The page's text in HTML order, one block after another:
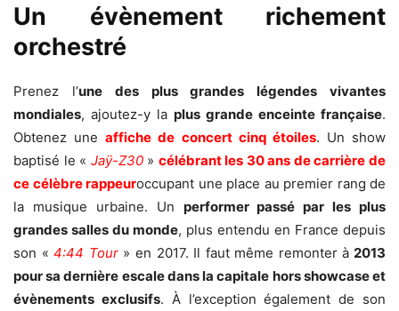
Un évènement richement
orchestré
Prenez l’une des plus grandes légendes vivantes
mondiales, ajoutez-y la plus grande enceinte française.
Obtenez uneaffiche de concert cinq étoiles. Un show
baptisé le « Jaÿ-Z30» célébrant les 30 ans de carrière de
ce célèbre rappeuroccupant une place au premier rang de
la musique urbaine. Un performer passé par les plus
grandes salles du monde, plus entendu en France depuis
son «4:44 Tour» en 2017. Il faut même remonter à 2013
poursa dernière escaledans la capitale hors showcase et
évènements exclusifs. À l’exception également de son